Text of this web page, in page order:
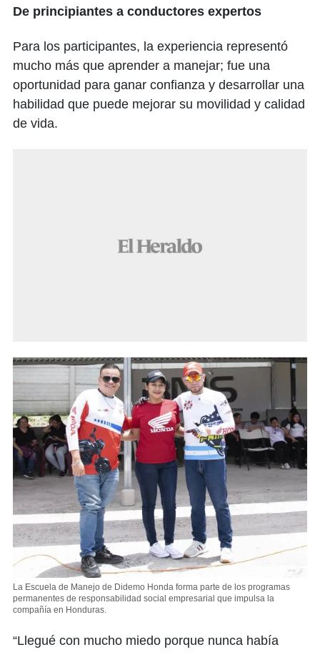
De principiantes a conductores expertos
Para los participantes, la experiencia representó
mucho más que aprender a manejar; fue una
oportunidad para ganar confianza y desarrollar una
habilidad que puede mejorar su movilidad y calidad
de vida.
La Escuela de Manejo de Didemo Honda forma parte de los programas
permanentes de responsabilidad social empresarial que impulsa la
compañía en Honduras.
“Llegué con mucho miedo porque nunca había